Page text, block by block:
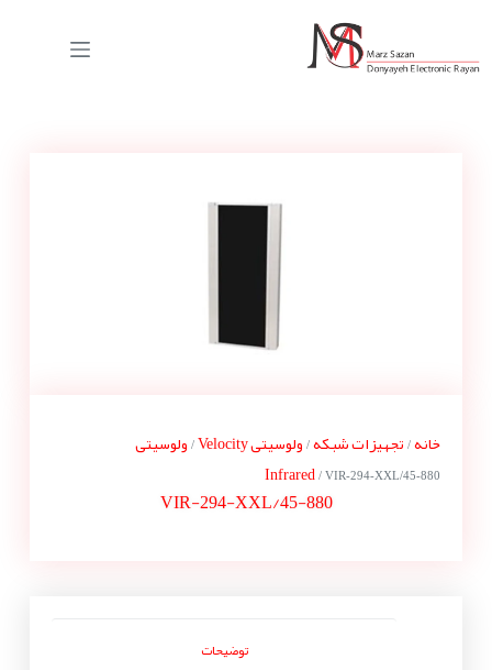
خانه/ تجهیزات شبکه/ ولوسیتی Velocity / ولوسیتی
Infrared / VIR-294-XXL/45-880
VIR-294-XXL/45-880
توضیحات